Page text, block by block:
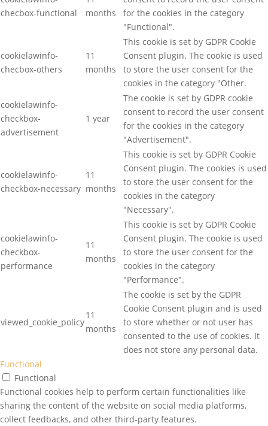
checbox-functional
months
for the cookies in the category
"Functional".
cookielawinfo-
checbox-others
11
months
This cookie is set by GDPR Cookie
Consent plugin. The cookie is used
to store the user consent for the
cookies in the category "Other.
cookielawinfo-
checkbox-
advertisement
1 year
The cookie is set by GDPR cookie
consent to record the user consent
for the cookies in the category
"Advertisement".
cookielawinfo-
checkbox-necessary
11
months
This cookie is set by GDPR Cookie
Consent plugin. The cookies is used
to store the user consent for the
cookies in the category
"Necessary".
cookielawinfo-
checkbox-
performance
11
months
This cookie is set by GDPR Cookie
Consent plugin. The cookie is used
to store the user consent for the
cookies in the category
"Performance".
viewed_cookie_policy
11
months
The cookie is set by the GDPR
Cookie Consent plugin and is used
to store whether or not user has
consented to the use of cookies. It
does not store any personal data.
Functional
Functional
Functional cookies help to perform certain functionalities like
sharing the content of the website on social media platforms,
collect feedbacks, and other third-party features.